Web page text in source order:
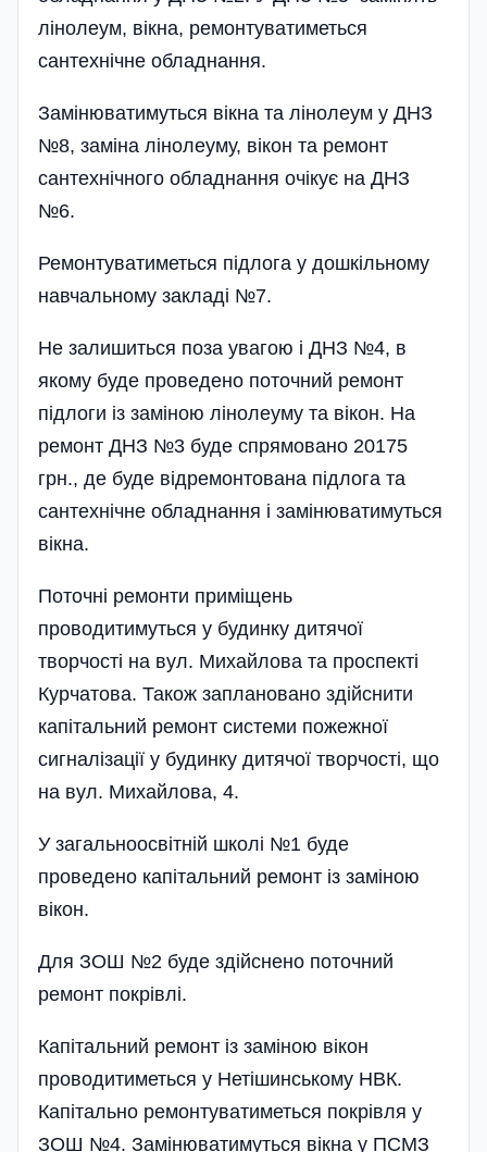
лінолеум, вікна, ремонтуватиметься
сантехнічне обладнання.
Замінюватимуться вікна та лінолеум у ДНЗ
№8, заміна лінолеуму, вікон та ремонт
сантехні­чного обладнання очікує на ДНЗ
№6.
Ремонтуватиметься підлога у дошкільному
навчальному закладі №7.
Не залишиться поза увагою і ДНЗ №4, в
якому буде проведено поточний ремонт
підлоги із заміною лінолеуму та вікон. На
ремонт ДНЗ №3 буде спрямовано 20175
грн., де буде відремонтована підлога та
сантехнічне обладнання і замінюватимуться
вікна.
Поточні ремонти приміщень
проводитимуться у будинку дитячої
творчості на вул. Михайлова та проспекті
Курчатова. Також заплановано здійснити
капітальний ремонт системи пожежної
сигналізації у будинку дитячої творчості, що
на вул. Михайлова, 4.
У загальноосвітній школі №1 буде
проведено капітальний ремонт із заміною
вікон.
Для ЗОШ №2 буде здійснено поточний
ремонт покрівлі.
Капітальний ремонт із заміною вікон
проводитиметься у Нетішинському НВК.
Капітально ремонтуватиметься покрівля у
ЗОШ №4. Замінюватимуться вікна у ПСМЗ